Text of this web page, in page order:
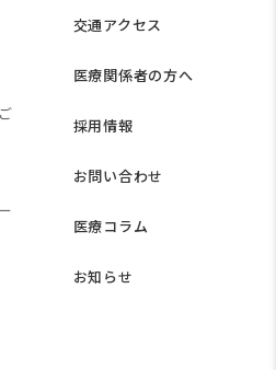
交通アクセス
医療関係者の方へ
採用情報
お問い合わせ
医療コラム
お知らせ